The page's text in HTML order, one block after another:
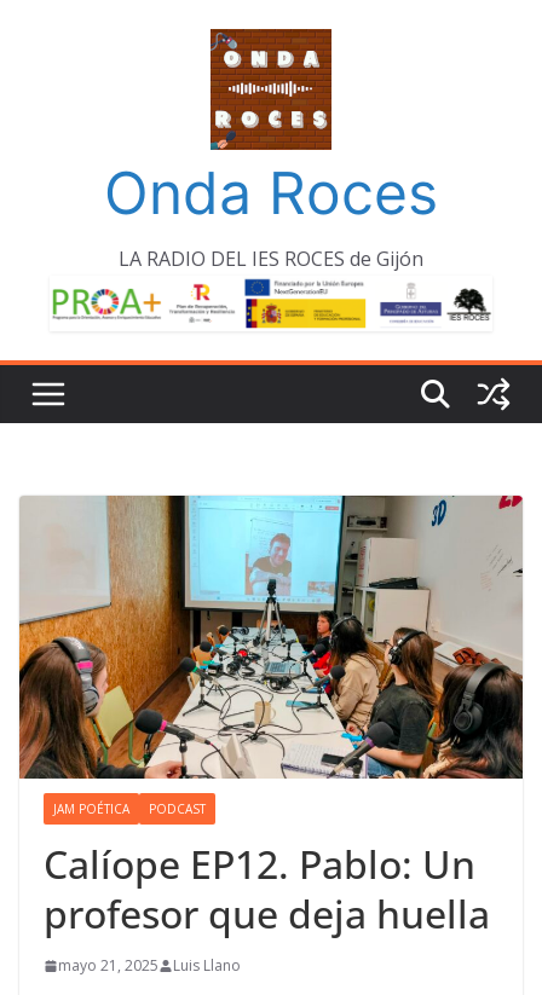
Onda Roces
LA RADIO DEL IES ROCES de Gijón
JAM POÉTICA PODCAST
Calíope EP12. Pablo: Un
profesor que deja huella
mayo 21, 2025 Luis Llano